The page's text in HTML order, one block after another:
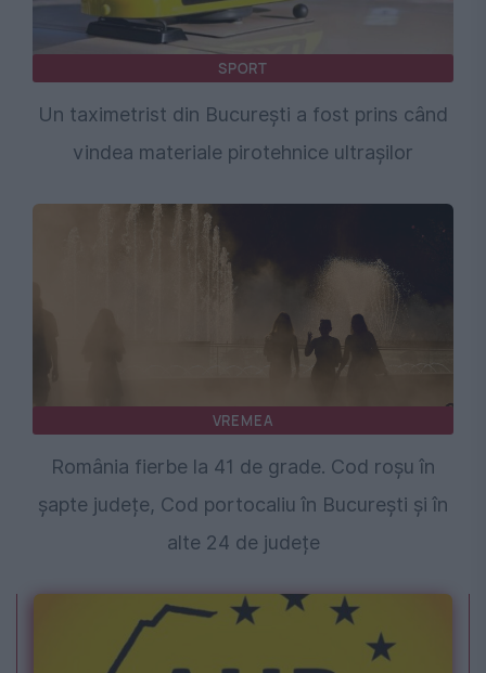
SPORT
Un taximetrist din București a fost prins când
vindea materiale pirotehnice ultrașilor
VREMEA
România fierbe la 41 de grade. Cod roșu în
șapte județe, Cod portocaliu în București și în
alte 24 de județe